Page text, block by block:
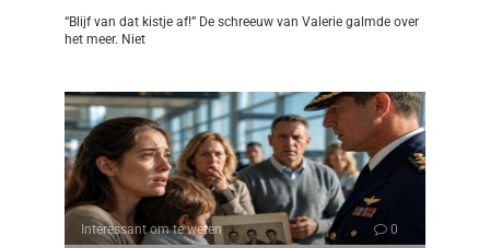
“Blijf van dat kistje af!” De schreeuw van Valerie galmde over
het meer. Niet
Interessant om te weten 0